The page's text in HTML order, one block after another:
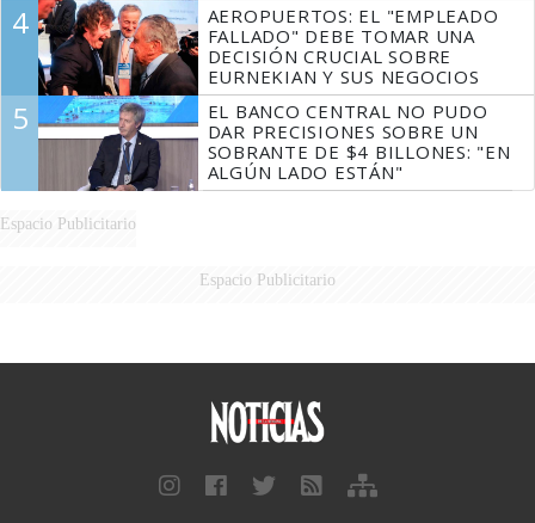
4
AEROPUERTOS: EL "EMPLEADO
FALLADO" DEBE TOMAR UNA
DECISIÓN CRUCIAL SOBRE
EURNEKIAN Y SUS NEGOCIOS
5
EL BANCO CENTRAL NO PUDO
DAR PRECISIONES SOBRE UN
SOBRANTE DE $4 BILLONES: "EN
ALGÚN LADO ESTÁN"
Espacio Publicitario
Espacio Publicitario